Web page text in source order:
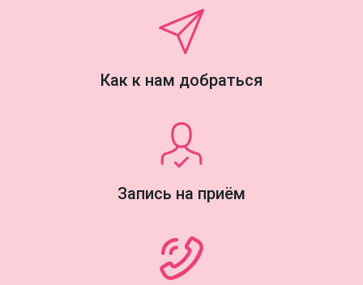
Как к нам добраться
Запись на приём